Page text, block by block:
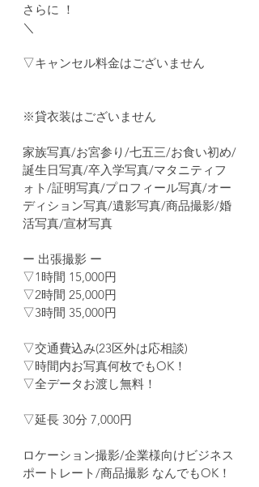
さらに ！
＼
▽キャンセル料金はございません
※貸衣装はございません
家族写真/お宮参り/七五三/お食い初め/
誕生日写真/卒入学写真/マタニティフ
ォト/証明写真/プロフィール写真/オー
ディション写真/遺影写真/商品撮影/婚
活写真/宣材写真
ー 出張撮影 ー
▽1時間 15,000円
▽2時間 25,000円
▽3時間 35,000円
▽交通費込み(23区外は応相談)
▽時間内お写真何枚でもOK！
▽全データお渡し無料！
▽延長 30分 7,000円
ロケーション撮影/企業様向けビジネス
ポートレート/商品撮影 なんでもOK！